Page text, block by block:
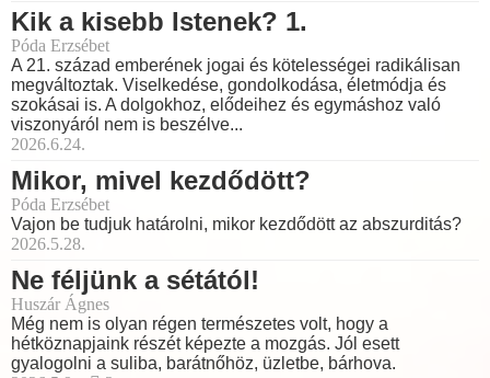
Kik a kisebb Istenek? 1.
Póda Erzsébet
A 21. század emberének jogai és kötelességei radikálisan
megváltoztak. Viselkedése, gondolkodása, életmódja és
szokásai is. A dolgokhoz, elődeihez és egymáshoz való
viszonyáról nem is beszélve...
2026.6.24.
Mikor, mivel kezdődött?
Póda Erzsébet
Vajon be tudjuk határolni, mikor kezdődött az abszurditás?
2026.5.28.
Ne féljünk a sétától!
Huszár Ágnes
Még nem is olyan régen természetes volt, hogy a
hétköznapjaink részét képezte a mozgás. Jól esett
gyalogolni a suliba, barátnőhöz, üzletbe, bárhova.